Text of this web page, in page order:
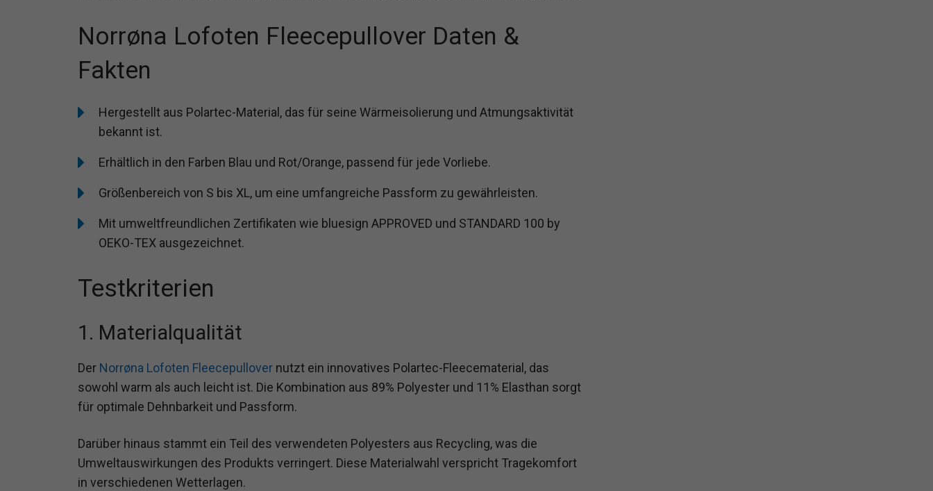
Norrøna Lofoten Fleecepullover Daten &
Fakten
Hergestellt aus Polartec-Material, das für seine Wärmeisolierung und Atmungsaktivität
bekannt ist.
Erhältlich in den Farben Blau und Rot/Orange, passend für jede Vorliebe.
Größenbereich von S bis XL, um eine umfangreiche Passform zu gewährleisten.
Mit umweltfreundlichen Zertifikaten wie bluesign APPROVED und STANDARD 100 by
OEKO-TEX ausgezeichnet.
Testkriterien
1. Materialqualität
Der Norrøna Lofoten Fleecepullover nutzt ein innovatives Polartec-Fleecematerial, das
sowohl warm als auch leicht ist. Die Kombination aus 89% Polyester und 11% Elasthan sorgt
für optimale Dehnbarkeit und Passform.
Darüber hinaus stammt ein Teil des verwendeten Polyesters aus Recycling, was die
Umweltauswirkungen des Produkts verringert. Diese Materialwahl verspricht Tragekomfort
in verschiedenen Wetterlagen.